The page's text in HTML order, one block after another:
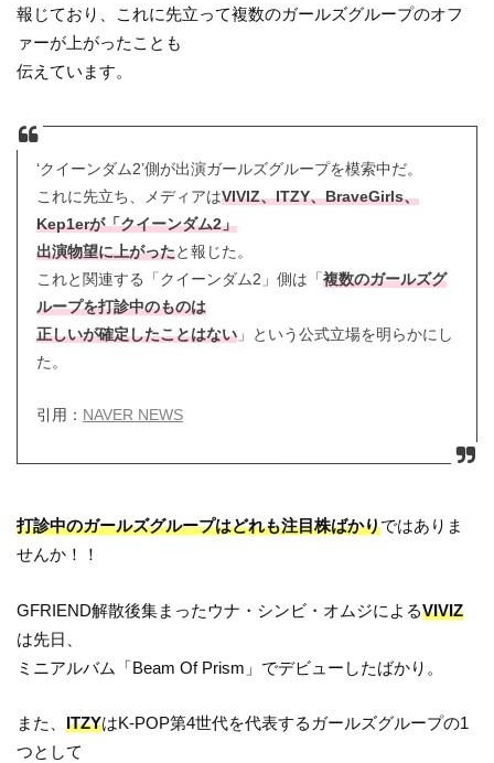
報じており、これに先立って複数のガールズグループのオフ
ァーが上がったことも
伝えています。
‘クイーンダム2’側が出演ガールズグループを模索中だ。
これに先立ち、メディアはVIVIZ、ITZY、BraveGirls、
Kep1erが「クイーンダム2」
出演物望に上がったと報じた。
これと関連する「クイーンダム2」側は「複数のガールズグ
ループを打診中のものは
正しいが確定したことはない」という公式立場を明らかにし
た。
引用： NAVER NEWS
打診中のガールズグループはどれも注目株ばかりではありま
せんか！！
GFRIEND解散後集まったウナ・シンビ・オムジによるVIVIZ
は先日、
ミニアルバム「Beam Of Prism」でデビューしたばかり。
また、ITZYはK-POP第4世代を代表するガールズグループの1
つとして